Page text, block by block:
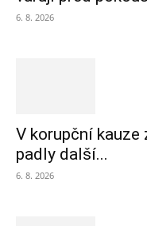
6. 8. 2026
V korupční kauze
padly další...
6. 8. 2026